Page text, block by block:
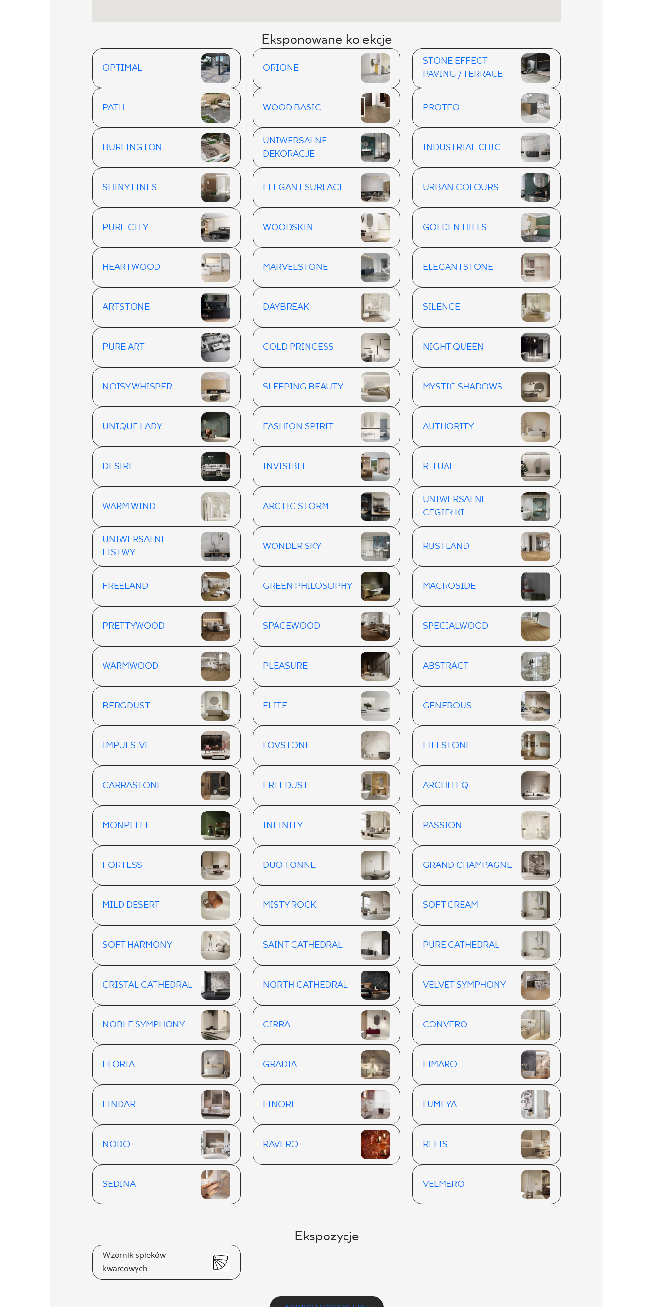
Eksponowane kolekcje
OPTIMAL ORIONE
STONE EFFECT
PAVING / TERRACE
PATH WOOD BASIC PROTEO
BURLINGTON
UNIWERSALNE
DEKORACJE
INDUSTRIAL CHIC
SHINY LINES ELEGANT SURFACE URBAN COLOURS
PURE CITY WOODSKIN GOLDEN HILLS
HEARTWOOD MARVELSTONE ELEGANTSTONE
ARTSTONE DAYBREAK SILENCE
PURE ART COLD PRINCESS NIGHT QUEEN
NOISY WHISPER SLEEPING BEAUTY MYSTIC SHADOWS
UNIQUE LADY FASHION SPIRIT AUTHORITY
DESIRE INVISIBLE RITUAL
WARM WIND ARCTIC STORM
UNIWERSALNE
CEGIEŁKI
UNIWERSALNE
LISTWY
WONDER SKY RUSTLAND
FREELAND GREEN PHILOSOPHY MACROSIDE
PRETTYWOOD SPACEWOOD SPECIALWOOD
WARMWOOD PLEASURE ABSTRACT
BERGDUST ELITE GENEROUS
IMPULSIVE LOVSTONE FILLSTONE
CARRASTONE FREEDUST ARCHITEQ
MONPELLI INFINITY PASSION
FORTESS DUO TONNE GRAND CHAMPAGNE
MILD DESERT MISTY ROCK SOFT CREAM
SOFT HARMONY SAINT CATHEDRAL PURE CATHEDRAL
CRISTAL CATHEDRAL NORTH CATHEDRAL VELVET SYMPHONY
NOBLE SYMPHONY CIRRA CONVERO
ELORIA GRADIA LIMARO
LINDARI LINORI LUMEYA
NODO RAVERO RELIS
SEDINA VELMERO
Ekspozycje
Wzornik spieków
kwarcowych